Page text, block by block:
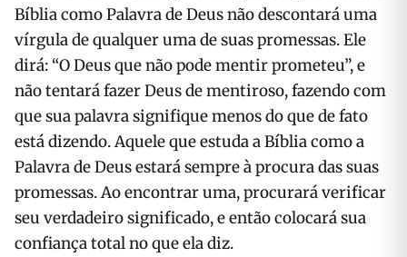
Bíblia como Palavra de Deus não descontará uma
vírgula de qualquer uma de suas promessas. Ele
dirá: “O Deus que não pode mentir prometeu”, e
não tentará fazer Deus de mentiroso, fazendo com
que sua palavra signifique menos do que de fato
está dizendo. Aquele que estuda a Bíblia como a
Palavra de Deus estará sempre à procura das suas
promessas. Ao encontrar uma, procurará verificar
seu verdadeiro significado, e então colocará sua
confiança total no que ela diz.